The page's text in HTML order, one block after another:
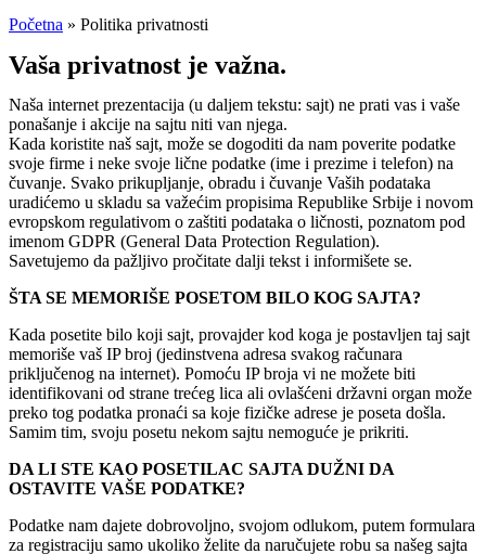
Početna » Politika privatnosti
Vaša privatnost je važna.
Naša internet prezentacija (u daljem tekstu: sajt) ne prati vas i vaše
ponašanje i akcije na sajtu niti van njega.
Kada koristite naš sajt, može se dogoditi da nam poverite podatke
svoje firme i neke svoje lične podatke (ime i prezime i telefon) na
čuvanje. Svako prikupljanje, obradu i čuvanje Vaših podataka
uradićemo u skladu sa važećim propisima Republike Srbije i novom
evropskom regulativom o zaštiti podataka o ličnosti, poznatom pod
imenom GDPR (General Data Protection Regulation).
Savetujemo da pažljivo pročitate dalji tekst i informišete se.
ŠTA SE MEMORIŠE POSETOM BILO KOG SAJTA?
Kada posetite bilo koji sajt, provajder kod koga je postavljen taj sajt
memoriše vaš IP broj (jedinstvena adresa svakog računara
priključenog na internet). Pomoću IP broja vi ne možete biti
identifikovani od strane trećeg lica ali ovlašćeni državni organ može
preko tog podatka pronaći sa koje fizičke adrese je poseta došla.
Samim tim, svoju posetu nekom sajtu nemoguće je prikriti.
DA LI STE KAO POSETILAC SAJTA DUŽNI DA
OSTAVITE VAŠE PODATKE?
Podatke nam dajete dobrovoljno, svojom odlukom, putem formulara
za registraciju samo ukoliko želite da naručujete robu sa našeg sajta